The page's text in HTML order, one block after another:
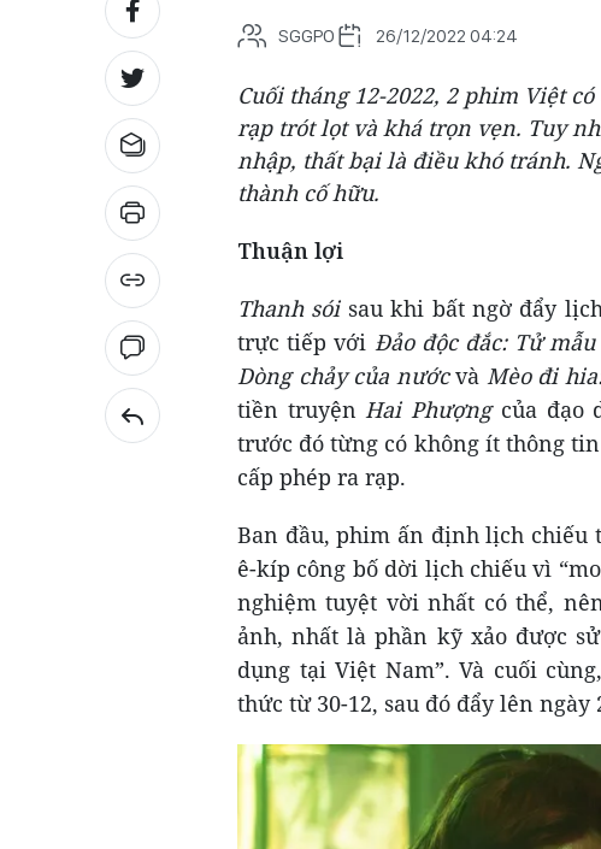
SGGPO 26/12/2022 04:24
Cuối tháng 12-2022, 2 phim Việt
rạp trót lọt và khá trọn vẹn. Tuy
nhập, thất bại là điều khó tránh.
thành cố hữu.
Thuận lợi
Thanh sóisau khi bất ngờ đẩy
trực tiếp với Đảo độc đắc: Tử
Dòng chảy của nướcvà Mèo đi
tiền truyệnHai Phượngcủa đạo
trước đó từng có không ít thông
cấp phép ra rạp.
Ban đầu, phim ấn định lịch chiếu
ê-kíp công bố dời lịch chiếu vì
nghiệm tuyệt vời nhất có thể,
ảnh, nhất là phần kỹ xảo được
dụng tại Việt Nam”. Và cuối
thức từ 30-12, sau đó đẩy lên ngày